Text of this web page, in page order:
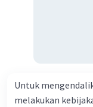
Untuk
melakukan